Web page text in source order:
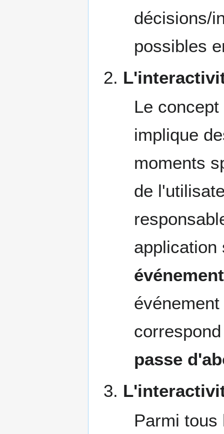
décisions/
possibles
Le
implique
moments
de
application
passe
Parmi tous